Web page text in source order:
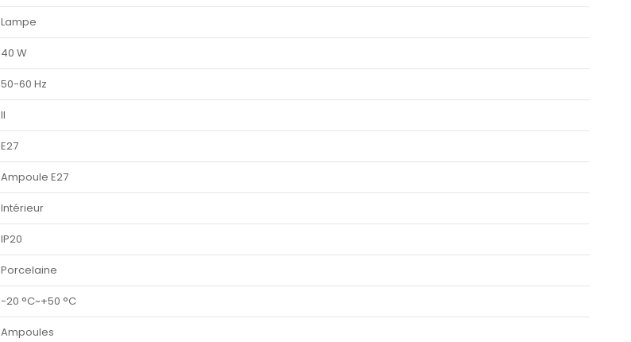
Lampe
40 W
50-60 Hz
II
E27
Ampoule E27
Intérieur
IP20
Porcelaine
-20 °C~+50 °C
Ampoules